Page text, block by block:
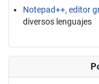
Notepad++, editor
diversos lenguajes